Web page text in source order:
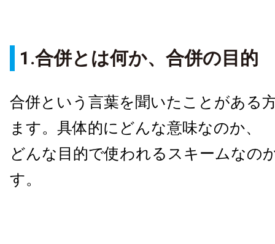
1.合併とは何か、合併の目的
合併という言葉を聞いたことがある
ます。具体的にどんな意味なのか、
どんな目的で使われるスキームなの
す。